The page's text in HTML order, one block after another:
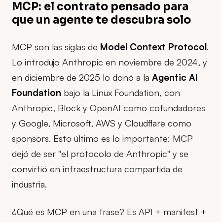
MCP: el contrato pensado para
que un agente te descubra solo
MCP son las siglas de Model Context Protocol
Lo introdujo Anthropic en noviembre de 2024, y
en diciembre de 2025 lo donó a la Agentic AI
Foundation bajo la Linux Foundation, con
Anthropic, Block y OpenAI como cofundadores
y Google, Microsoft, AWS y Cloudflare como
sponsors. Esto último es lo importante: MCP
dejó de ser "el protocolo de Anthropic" y se
convirtió en infraestructura compartida de
industria.
¿Qué es MCP en una frase? Es API + manifest +